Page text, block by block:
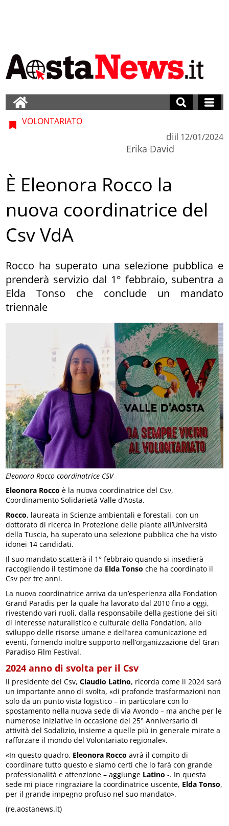
Eleonora Rocco coordinatrice CSV
VOLONTARIATO
di
Erika David
il 12/01/2024
È Eleonora Rocco la
nuova coordinatrice del
Csv VdA
Rocco ha superato una selezione pubblica e
prenderà servizio dal 1° febbraio, subentra a
Elda Tonso che conclude un mandato
triennale
Eleonora Rocco è la nuova coordinatrice del Csv,
Coordinamento Solidarietà Valle d’Aosta.
Rocco, laureata in Scienze ambientali e forestali, con un
dottorato di ricerca in Protezione delle piante all’Università
della Tuscia, ha superato una selezione pubblica che ha visto
idonei 14 candidati.
Il suo mandato scatterà il 1° febbraio quando si insedierà
raccogliendo il testimone da Elda Tonso che ha coordinato il
Csv per tre anni.
La nuova coordinatrice arriva da un’esperienza alla Fondation
Grand Paradis per la quale ha lavorato dal 2010 fino a oggi,
rivestendo vari ruoli, dalla responsabile della gestione dei siti
di interesse naturalistico e culturale della Fondation, allo
sviluppo delle risorse umane e dell’area comunicazione ed
eventi, fornendo inoltre supporto nell’organizzazione del Gran
Paradiso Film Festival.
2024 anno di svolta per il Csv
Il presidente del Csv,Claudio Latino, ricorda come il 2024 sarà
un importante anno di svolta, «di profonde trasformazioni non
solo da un punto vista logistico – in particolare con lo
spostamento nella nuova sede di via Avondo – ma anche per le
numerose iniziative in occasione del 25° Anniversario di
attività del Sodalizio, insieme a quelle più in generale mirate a
rafforzare il mondo del Volontariato regionale».
«In questo quadro, Eleonora Rocco avrà il compito di
coordinare tutto questo e siamo certi che lo farà con grande
professionalità e attenzione – aggiunge Latino -. In questa
sede mi piace ringraziare la coordinatrice uscente, Elda Tonso,
per il grande impegno profuso nel suo mandato».
(re.aostanews.it)